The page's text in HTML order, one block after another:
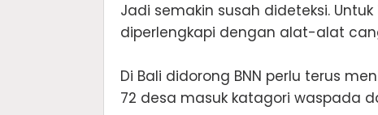
Jadi semakin susah dideteksi.
diperlengkapi dengan alat-alat
Di Bali didorong BNN perlu terus
72 desa masuk katagori waspada